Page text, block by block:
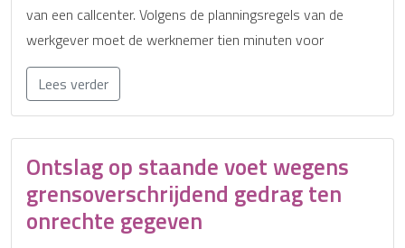
van een callcenter. Volgens de planningsregels van de
werkgever moet de werknemer tien minuten voor
Lees verder
Ontslag op staande voet wegens
grensoverschrijdend gedrag ten
onrechte gegeven